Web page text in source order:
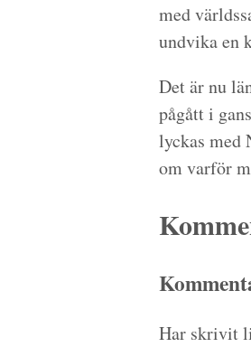
med
undvika en
Det är nu
pågått i
lyckas med
om varför
Har skrivit